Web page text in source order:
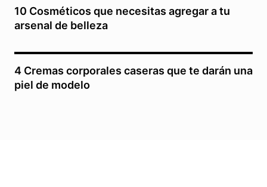
10 Cosméticos que necesitas agregar a tu
arsenal de belleza
4 Cremas corporales caseras que te darán una
piel de modelo